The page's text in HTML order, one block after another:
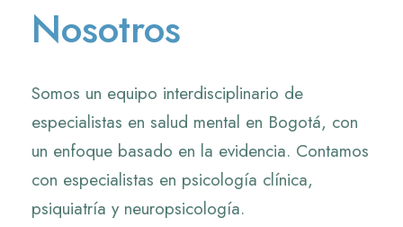
Nosotros
Somos un equipo interdisciplinario de
especialistas en salud mental en Bogotá, con
un enfoque basado en la evidencia. Contamos
con especialistas en psicología clínica,
psiquiatría y neuropsicología.